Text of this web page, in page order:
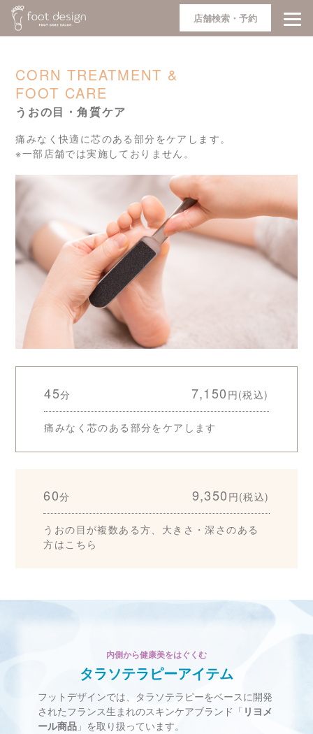
店舗検索・予約
CORN TREATMENT &
FOOT CARE
うおの目・角質ケア
痛みなく快適に芯のある部分をケアします。
※一部店舗では実施しておりません。
45分 7,150 円(税込)
痛みなく芯のある部分をケアします
60分 9,350 円(税込)
うおの目が複数ある方、大きさ・深さのある
方はこちら
内側から健康美をはぐくむ
タラソテラピーアイテム
フットデザインでは、タラソテラピーをベースに開発
されたフランス生まれのスキンケアブランド 「 リヨメ
ール商品 」を取り扱っています。